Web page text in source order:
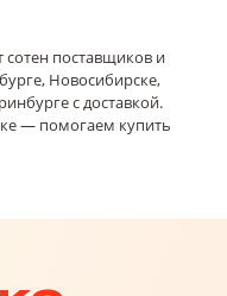
поставщиков и
Новосибирске,
с доставкой.
— помогаем купить